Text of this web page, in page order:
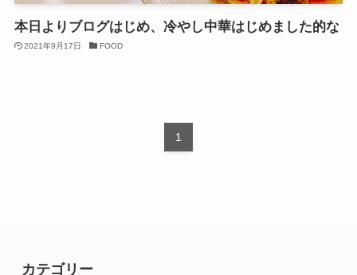
本日よりブログはじめ、冷やし中華はじめました的な
2021年9月17日 FOOD
1
カテゴリー